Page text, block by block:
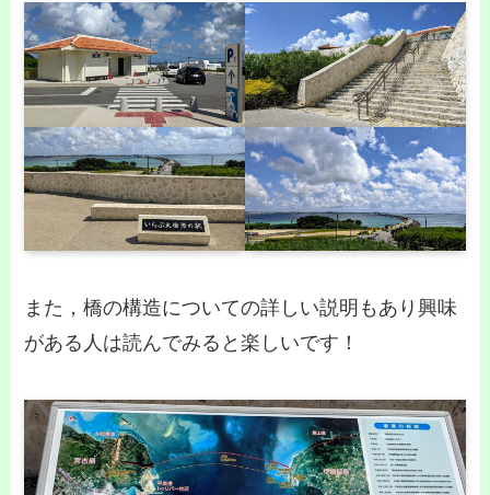
また，橋の構造についての詳しい説明もあり興味
がある人は読んでみると楽しいです！